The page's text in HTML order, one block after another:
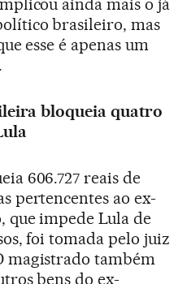
ainda mais o já
brasileiro, mas
esse é apenas um
bloqueia quatro
606.727 reais de
pertencentes ao ex-
que impede Lula de
foi tomada pelo juiz
magistrado também
bens do ex-